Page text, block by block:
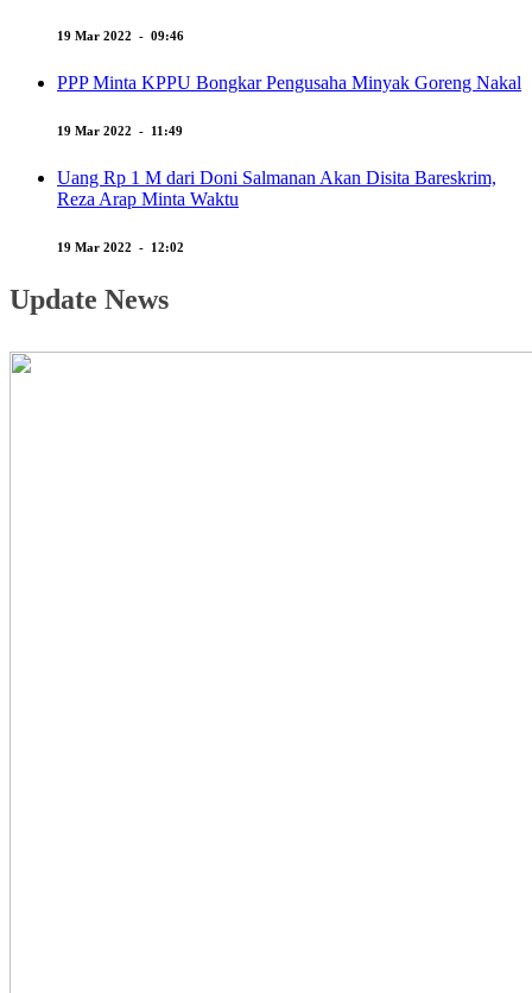
19 Mar 2022 - 09:46
PPP Minta KPPU Bongkar Pengusaha Minyak Goreng Nakal
19 Mar 2022 - 11:49
Uang Rp 1 M dari Doni Salmanan Akan Disita Bareskrim,
Reza Arap Minta Waktu
19 Mar 2022 - 12:02
Update News